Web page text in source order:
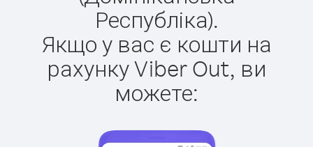
Республіка).
Якщо у вас є кошти на
рахунку Viber Out, ви
можете: